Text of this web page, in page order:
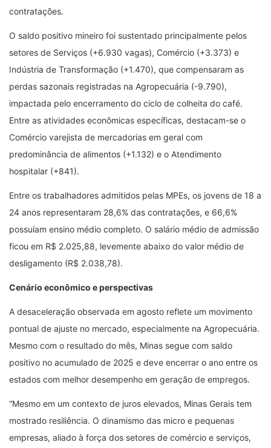
contratações.
O saldo positivo mineiro foi sustentado principalmente pelos
setores de Serviços (+6.930 vagas), Comércio (+3.373) e
Indústria de Transformação (+1.470), que compensaram as
perdas sazonais registradas na Agropecuária (-9.790),
impactada pelo encerramento do ciclo de colheita do café.
Entre as atividades econômicas específicas, destacam-se o
Comércio varejista de mercadorias em geral com
predominância de alimentos (+1.132) e o Atendimento
hospitalar (+841).
Entre os trabalhadores admitidos pelas MPEs, os jovens de 18 a
24 anos representaram 28,6% das contratações, e 66,6%
possuíam ensino médio completo. O salário médio de admissão
ficou em R$ 2.025,88, levemente abaixo do valor médio de
desligamento (R$ 2.038,78).
Cenário econômico e perspectivas
A desaceleração observada em agosto reflete um movimento
pontual de ajuste no mercado, especialmente na Agropecuária.
Mesmo com o resultado do mês, Minas segue com saldo
positivo no acumulado de 2025 e deve encerrar o ano entre os
estados com melhor desempenho em geração de empregos.
“Mesmo em um contexto de juros elevados, Minas Gerais tem
mostrado resiliência. O dinamismo das micro e pequenas
empresas, aliado à força dos setores de comércio e serviços,